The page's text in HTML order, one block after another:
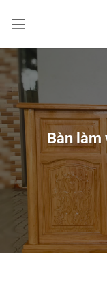
qua
dung
Bàn làm